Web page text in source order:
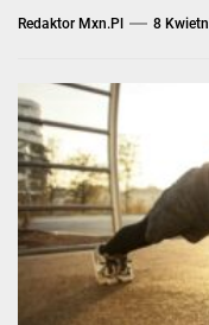
Redaktor Mxn.pl 8